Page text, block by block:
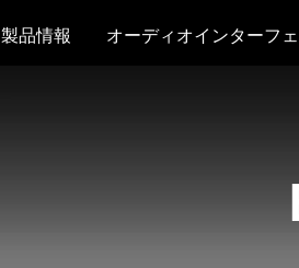
製品情報 オーディオインターフ